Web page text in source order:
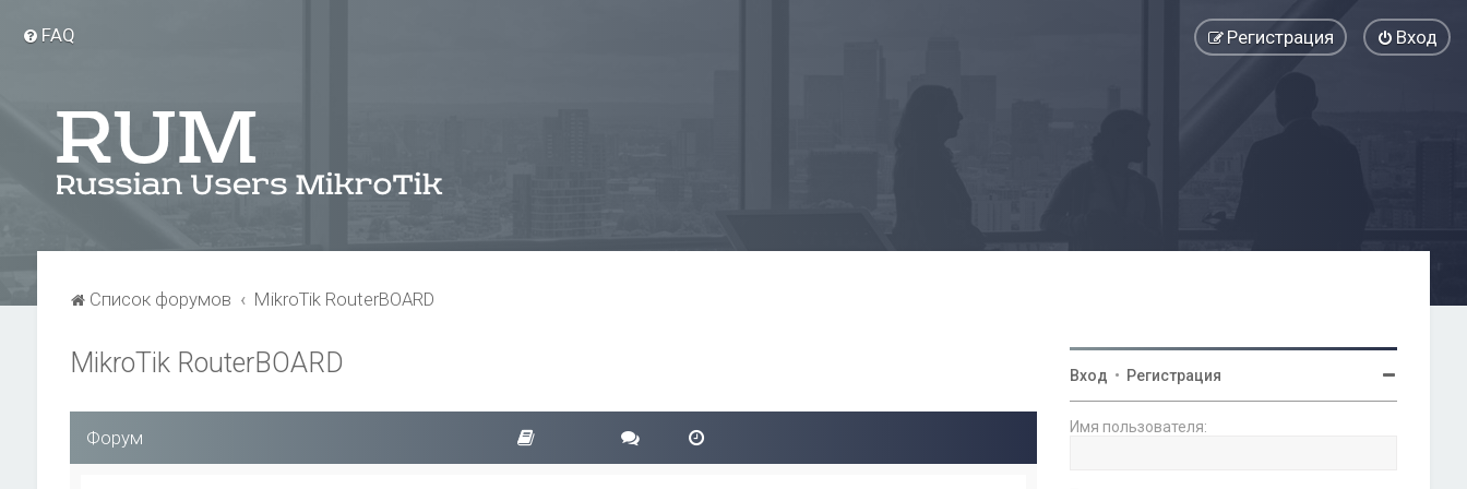
FAQ Вход
Регистрация
Список форумов MikroTik RouterBOARD
MikroTik RouterBOARD
Форум
Вход • Регистрация
Имя пользователя: